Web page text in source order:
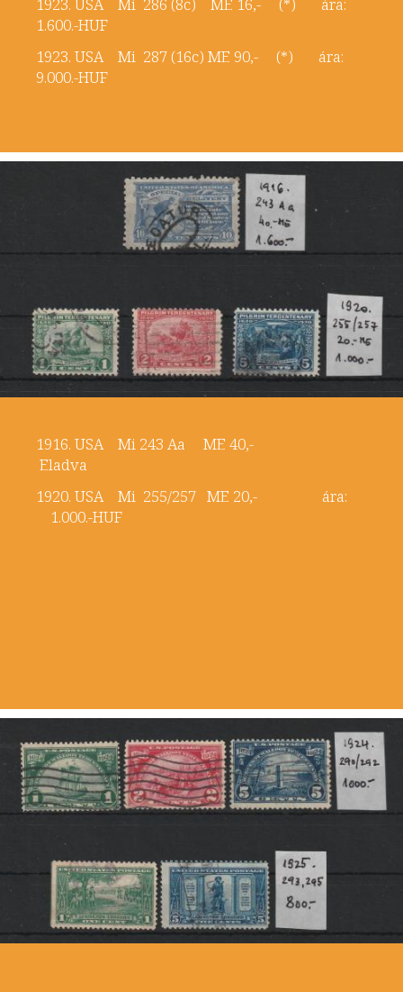
1923. USA Mi 286 (8c) ME 16,- (*) ára:
1.600.-HUF
1923. USA Mi 287 (16c) ME 90,- (*) ára:
9.000.-HUF
1916. USA Mi 243 Aa ME 40,-
Eladva
1920. USA Mi 255/257 ME 20,- ára:
1.000.-HUF